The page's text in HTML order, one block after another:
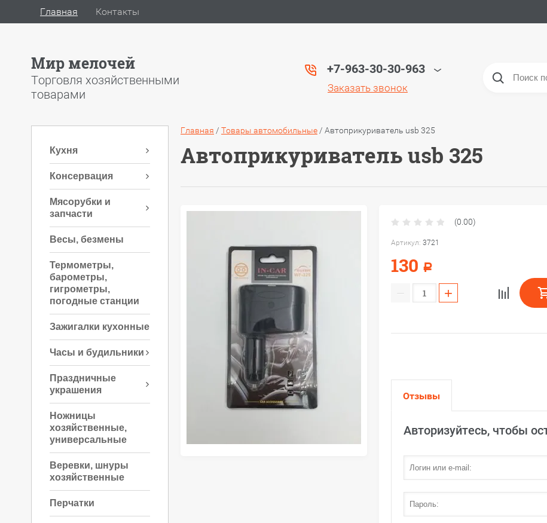
Главная Контакты
Мир мелочей
Торговля хозяйственными
товарами
+7-963-30-30-963
Заказать звонок
Кухня
Консервация
Мясорубки и
запчасти
Весы, безмены
Термометры,
барометры,
гигрометры,
погодные станции
Зажигалки кухонные
Часы и будильники
Праздничные
украшения
Ножницы
хозяйственные,
универсальные
Веревки, шнуры
хозяйственные
Перчатки
Главная / Товары автомобильные / Автоприкуриватель usb 325
Автоприкуриватель usb 325
(0.00)
Артикул: 3721
130 Р
+
Отзывы
Авторизуйтесь, чтобы